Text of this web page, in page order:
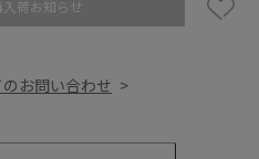
入荷お知らせ
お問い合わせ